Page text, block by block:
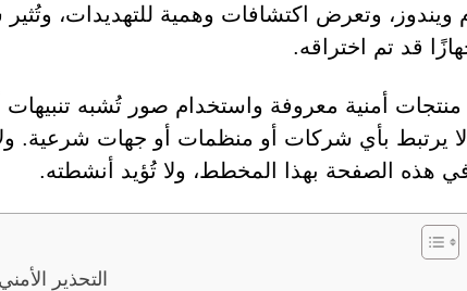
ويندوز، وتعرض اكتشافات وهمية للتهديدات،
قد تم اختراقه.
أمنية معروفة واستخدام صور تُشبه تنبيهات
لا يرتبط بأي شركات أو منظمات أو جهات شرعية.
في هذه الصفحة بهذا المخطط، ولا تُؤيد أنشطته.
التحذير